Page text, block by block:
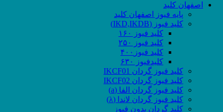
اصفهان کلید
پایه فیوز اصفهان کلید
کلید فیوز (IKD,IKDB)
کلید فیوز ۱۶۰
کلید فیوز ۲۵۰
کلید فیوز۴۰۰
کلیدفیوز ۶۳۰
کلید فیوز گردان IKCF01
کلید فیوز گردان IKCF02
کلید فیوز گردان الفا (a)
کلید فیوز گردان لاندا (λ)
کلید گردان بدون فیوز